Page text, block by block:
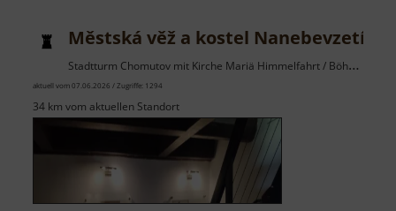
Městská věž a kostel Nanebevzetí
Stadtturm Chomutov mit Kirche Mariä Himmelfahrt / Böhmisches Erzgebirge
aktuell vom 07.06.2026 / Zugriffe: 1294
34 km vom aktuellen Standort